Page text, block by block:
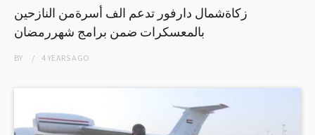
زكاةشمال دارفور تدعم الف أسرةمن النازحين
بالمعسكرات ضمن برامج شهررمضان
BY 4 YEARSAGO